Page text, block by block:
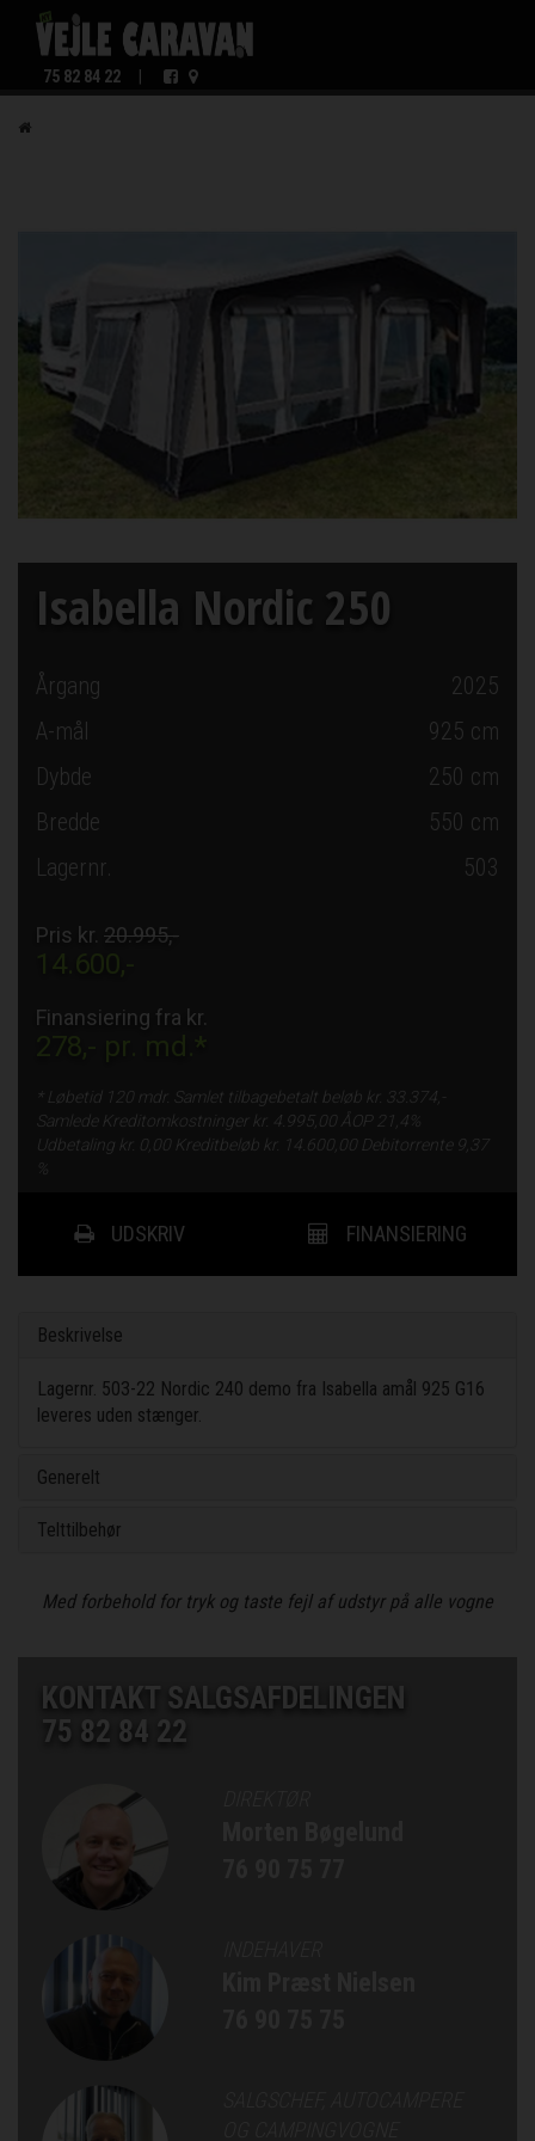
75 82 84 22
Isabella Nordic 250
Årgang
2025
A-mål
925 cm
Dybde
250 cm
Bredde
550 cm
Lagernr.
503
Pris kr. 20.995,-
14.600,-
Finansiering fra kr.
278,- pr. md.*
* Løbetid 120 mdr. Samlet tilbagebetalt beløb kr.
33.374,-
Samlede Kreditomkostninger kr.
4.995,00 ÅOP 21,4%
Udbetaling kr.
0,00 Kreditbeløb kr. 14.600,00 Debitorrente 9,37
UDSKRIV FINANSIERING
Beskrivelse
Lagernr. 503-22 Nordic 240 demo fra Isabella amål 925 G16
leveres uden stænger.
Generelt
Telttilbehør
Med forbehold for tryk og taste fejl af udstyr på alle vogne
KONTAKT SALGSAFDELINGEN
75 82 84 22